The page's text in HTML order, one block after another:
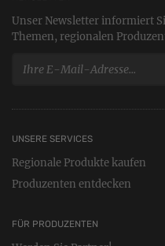
Unser Newsletter informiert
Themen, regionalen
UNSERE SERVICES
Regionale Produkte kaufen
Produzenten entdecken
FÜR PRODUZENTEN